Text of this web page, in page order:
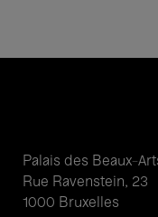
Palais des Beaux-
Rue Ravenstein, 23
1000 Bruxelles